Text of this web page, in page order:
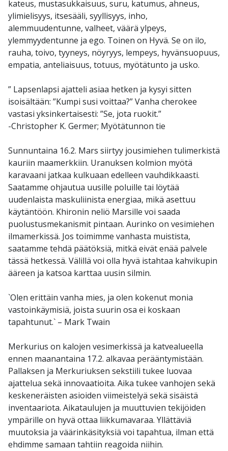
kateus, mustasukkaisuus, suru, katumus, ahneus,
ylimielisyys, itsesääli, syyllisyys, inho,
alemmuudentunne, valheet, väärä ylpeys,
ylemmyydentunne ja ego. Toinen on Hyvä. Se on ilo,
rauha, toivo, tyyneys, nöyryys, lempeys, hyvänsuopuus,
empatia, anteliaisuus, totuus, myötätunto ja usko.
” Lapsenlapsi ajatteli asiaa hetken ja kysyi sitten
isoisältään: ”Kumpi susi voittaa?” Vanha cherokee
vastasi yksinkertaisesti: ”Se, jota ruokit.”
-Christopher K. Germer; Myötätunnon tie
Sunnuntaina 16.2. Mars siirtyy jousimiehen tulimerkistä
kauriin maamerkkiin. Uranuksen kolmion myötä
karavaani jatkaa kulkuaan edelleen vauhdikkaasti.
Saatamme ohjautua uusille poluille tai löytää
uudenlaista maskuliinista energiaa, mikä asettuu
käytäntöön. Khironin neliö Marsille voi saada
puolustusmekanismit pintaan. Aurinko on vesimiehen
ilmamerkissä. Jos toimimme vanhasta muistista,
saatamme tehdä päätöksiä, mitkä eivät enää palvele
tässä hetkessä. Välillä voi olla hyvä istahtaa kahvikupin
ääreen ja katsoa karttaa uusin silmin.
`Olen erittäin vanha mies, ja olen kokenut monia
vastoinkäymisiä, joista suurin osa ei koskaan
tapahtunut.` – Mark Twain
Merkurius on kalojen vesimerkissä ja katvealueella
ennen maanantaina 17.2. alkavaa perääntymistään.
Pallaksen ja Merkuriuksen sekstiili tukee luovaa
ajattelua sekä innovaatioita. Aika tukee vanhojen sekä
keskeneräisten asioiden viimeistelyä sekä sisäistä
inventaariota. Aikataulujen ja muuttuvien tekijöiden
ympärille on hyvä ottaa liikkumavaraa. Yllättäviä
muutoksia ja väärinkäsityksiä voi tapahtua, ilman että
ehdimme samaan tahtiin reagoida niihin.